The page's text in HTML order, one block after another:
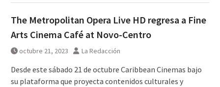
The Metropolitan Opera Live HD regresa a Fine
Arts Cinema Café at Novo-Centro
octubre 21, 2023 La Redacción
Desde este sábado 21 de octubre Caribbean Cinemas bajo
su plataforma que proyecta contenidos culturales y